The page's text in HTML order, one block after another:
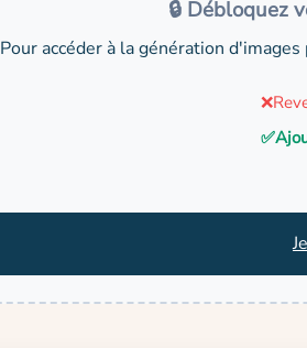
🔒 Débloquez
Pour accéder à la génération
❌
✅